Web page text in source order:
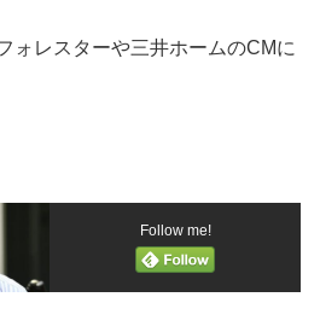
ォレスターや三井ホームのCMに
Follow me!